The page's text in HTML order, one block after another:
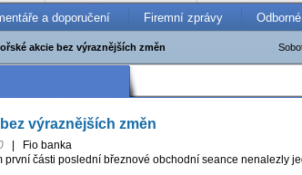
a doporučení Firemní zprávy
akcie bez výraznějších změn
výraznějších změn
Fio banka
první části poslední březnové obchodní seance nenalezly